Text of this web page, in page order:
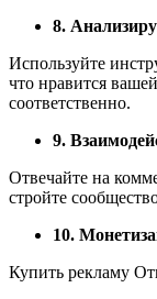
8.
Используйте
что нравится
соответственно.
9.
Отвечайте на
стройте
10.
Купить рекламу